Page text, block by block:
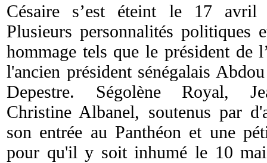
Césaire s’est éteint le 17 avril
Plusieurs personnalités
hommage tels que le président de
l'ancien président sénégalais
Depestre. Ségolène Royal,
Christine Albanel, soutenus par
son entrée au Panthéon et une
pour qu'il y soit inhumé le 10